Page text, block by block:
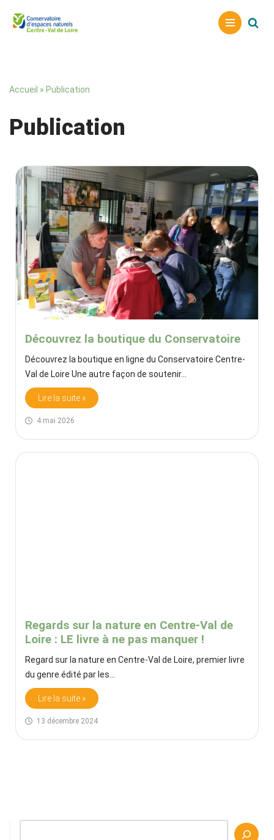
Aller
Accueil » Publication
Publication
Découvrez la boutique du Conservatoire
4 mai 2026
Découvrez la boutique en ligne du Conservatoire Centre-
Val de Loire Une autre façon de soutenir…
Lire la suite »
Regards sur la nature en Centre-Val de
Loire : LE livre à ne pas manquer !
13 décembre 2024
Regard sur la nature en Centre-Val de Loire, premier livre
du genre édité par les…
Lire la suite »